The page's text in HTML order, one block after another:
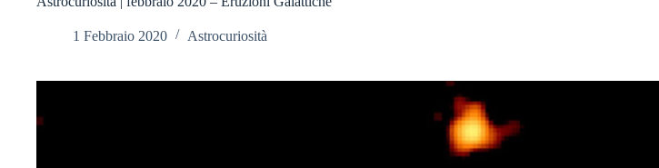
1 Febbraio 2020 Astrocuriosità